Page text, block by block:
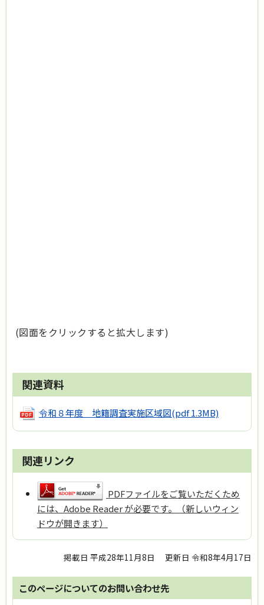
(図面をクリックすると拡大します)
関連資料
令和８年度 地籍調査実施区域図(pdf 1.3MB)
関連リンク
PDFファイルをご覧いただくため
には、Adobe Reader が必要です。（新しいウィン
ドウが開きます）
掲載日 平成28年11月8日 更新日 令和8年4月17日
このページについてのお問い合わせ先